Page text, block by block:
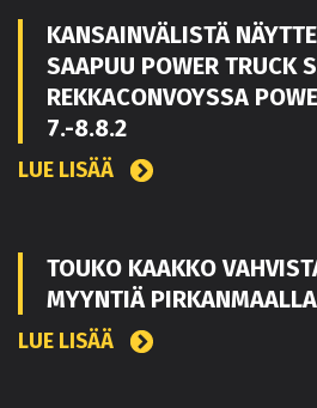
KANSAINVÄLISTÄ
SAAPUU POWER TRUCK
REKKACONVOYSSA
7.-8.8.2
LUE LISÄÄ
TOUKO KAAKKO
MYYNTIÄ PIRKANMAALLA
LUE LISÄÄ